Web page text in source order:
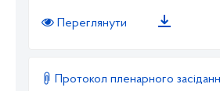
Переглянути
Протокол пленарного